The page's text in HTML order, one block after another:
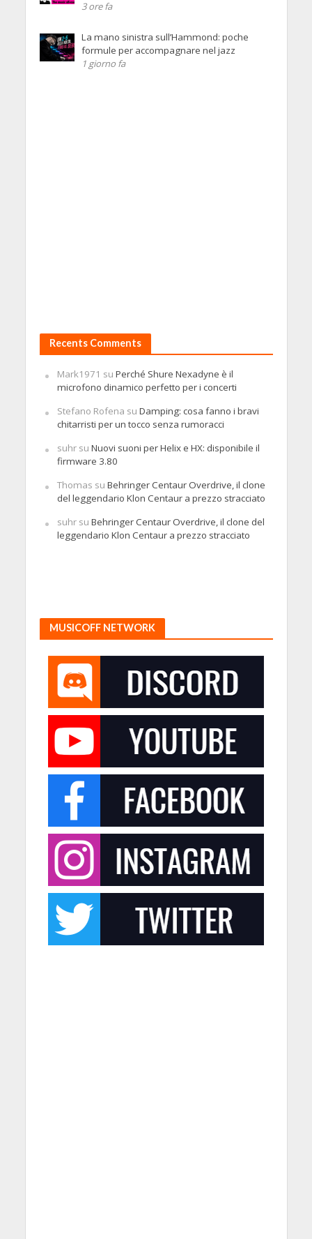
3 ore fa
La mano sinistra sull’Hammond: poche
formule per accompagnare nel jazz
1 giorno fa
Recents Comments
Mark1971 su Perché Shure Nexadyne è il
microfono dinamico perfetto per i concerti
Stefano Rofena su Damping: cosa fanno i bravi
chitarristi per un tocco senza rumoracci
suhrsu Nuovi suoni per Helix e HX: disponibile il
firmware 3.80
Thomas su Behringer Centaur Overdrive, il clone
del leggendario Klon Centaur a prezzo stracciato
suhrsu Behringer Centaur Overdrive, il clone del
leggendario Klon Centaur a prezzo stracciato
MUSICOFF NETWORK